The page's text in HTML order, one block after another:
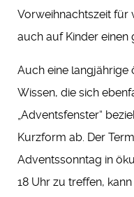
Vorweihnachtszeit für
auch auf Kinder einen
Auch eine langjährige
Wissen, die sich
„Adventsfenster“
Kurzform ab. Der
Adventssonntag in
18 Uhr zu treffen,